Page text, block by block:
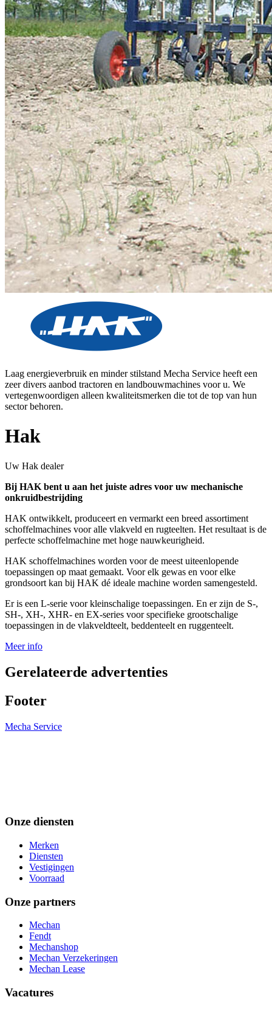
Laag energieverbruik en minder stilstand Mecha Service heeft een
zeer divers aanbod tractoren en landbouwmachines voor u. We
vertegenwoordigen alleen kwaliteitsmerken die tot de top van hun
sector behoren.
Hak
Uw Hak dealer
Bij HAK bent u aan het juiste adres voor uw mechanische
onkruidbestrijding
HAK ontwikkelt, produceert en vermarkt een breed assortiment
schoffelmachines voor alle vlakveld en rugteelten. Het resultaat is de
perfecte schoffelmachine met hoge nauwkeurigheid.
HAK schoffelmachines worden voor de meest uiteenlopende
toepassingen op maat gemaakt. Voor elk gewas en voor elke
grondsoort kan bij HAK dé ideale machine worden samengesteld.
Er is een L-serie voor kleinschalige toepassingen. En er zijn de S-,
SH-, XH-, XHR- en EX-series voor specifieke grootschalige
toepassingen in de vlakveldteelt, beddenteelt en ruggenteelt.
Meer info
Gerelateerde advertenties
Footer
Mecha Service
Onze diensten
Merken
Diensten
Vestigingen
Voorraad
Onze partners
Mechan
Fendt
Mechanshop
Mechan Verzekeringen
Mechan Lease
Vacatures